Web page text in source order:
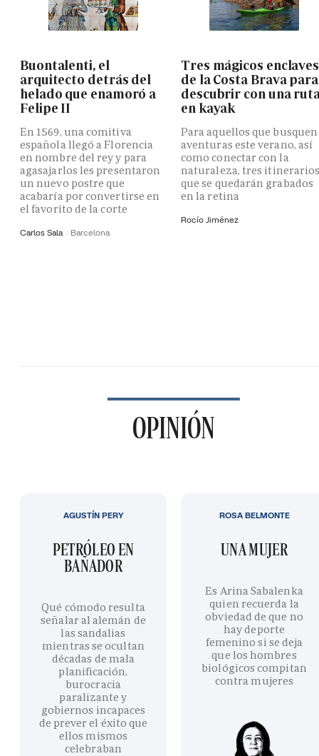
Buontalenti, el
arquitecto detrás del
helado que enamoró a
Felipe II
En 1569, una comitiva
española llegó a Florencia
en nombre del rey y para
agasajarlos les presentaron
un nuevo postre que
acabaría por convertirse en
el favorito de la corte
Carlos Sala Barcelona
Tres mágicos enclaves
de la Costa Brava para
descubrir con una
en kayak
Para aquellos que busquen
aventuras este verano, así
como conectar con la
naturaleza, tres
que se quedarán grabados
en la retina
Rocío Jiménez
OPINIÓN
PETRÓLEO EN
BAÑADOR
Qué cómodo resulta
señalar al alemán de
las sandalias
mientras se ocultan
décadas de mala
planificación,
burocracia
paralizante y
gobiernos incapaces
de prever el éxito que
ellos mismos
celebraban
AGUSTÍN PERY
UNA MUJER
Es Arina Sabalenka
quien recuerda la
obviedad de que no
hay deporte
femenino si se deja
que los hombres
biológicos compitan
contra mujeres
ROSA BELMONTE